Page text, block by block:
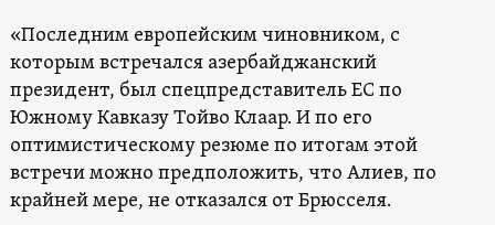
«Последним европейским чиновником, с
которым встречался азербайджанский
президент, был спецпредставитель ЕС по
Южному Кавказу Тойво Клаар. И по его
оптимистическому резюме по итогам этой
встречи можно предположить, что Алиев, по
крайней мере, не отказался от Брюсселя.